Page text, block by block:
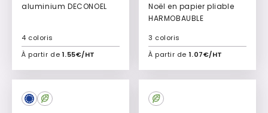
aluminium DECONOEL
À partir de 1.55€/HT
4 coloris
Ajouter à mon devis
Noël en papier pliable
HARMOBAUBLE
À partir de 1.07€/HT
3 coloris
Ajouter à mon devis